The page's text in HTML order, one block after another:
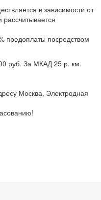
в зависимости от
рассчитывается
предоплаты посредством
руб. За МКАД 25 р. км.
Москва, Электродная